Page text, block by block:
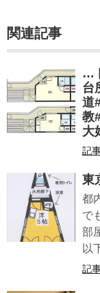
関連記事
…
台
道
教
大
記
東
都
で
部
以
記